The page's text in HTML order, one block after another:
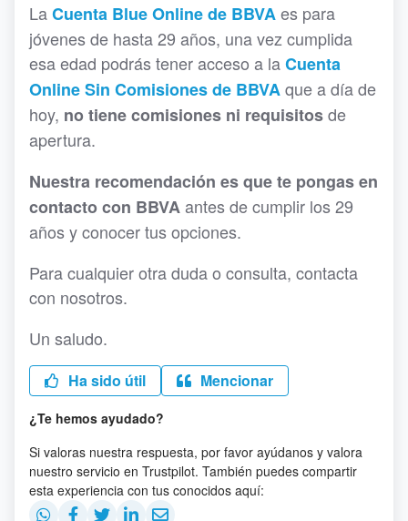
LaCuenta Blue Online de BBVAes para
jóvenes de hasta 29 años, una vez cumplida
esa edad podrás tener acceso a laCuenta
Online Sin Comisiones de BBVAque a día de
hoy, no tiene comisiones ni requisitosde
apertura.
Nuestra recomendación es que te pongas en
contacto con BBVAantes de cumplir los 29
años y conocer tus opciones.
Para cualquier otra duda o consulta, contacta
con nosotros.
Un saludo.
Ha sido útil Mencionar
¿Te hemos ayudado?
Si valoras nuestra respuesta, por favor ayúdanos y valora
nuestro servicio en Trustpilot. También puedes compartir
esta experiencia con tus conocidos aquí: